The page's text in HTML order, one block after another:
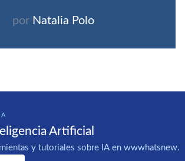
por Natalia Polo
Artificial
y tutoriales sobre IA en wwwhatsnew.